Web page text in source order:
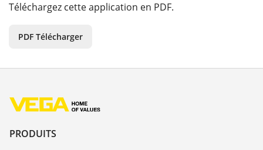
Téléchargez cette application en PDF.
PDF Télécharger
PRODUITS